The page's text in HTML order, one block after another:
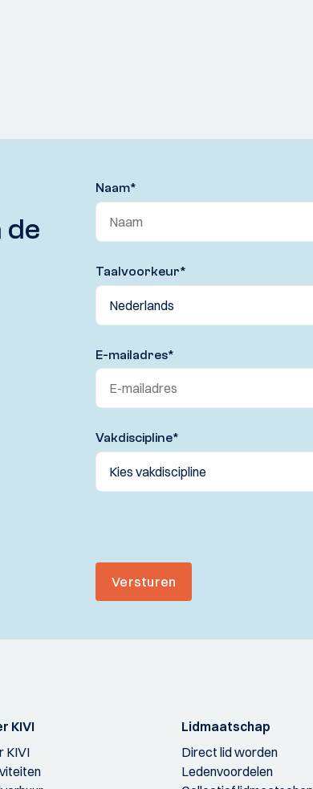
de
Naam*
Taalvoorkeur*
E-mailadres*
Vakdiscipline*
Versturen
KIVI
KIVI
Lidmaatschap
Direct lid worden
Ledenvoordelen